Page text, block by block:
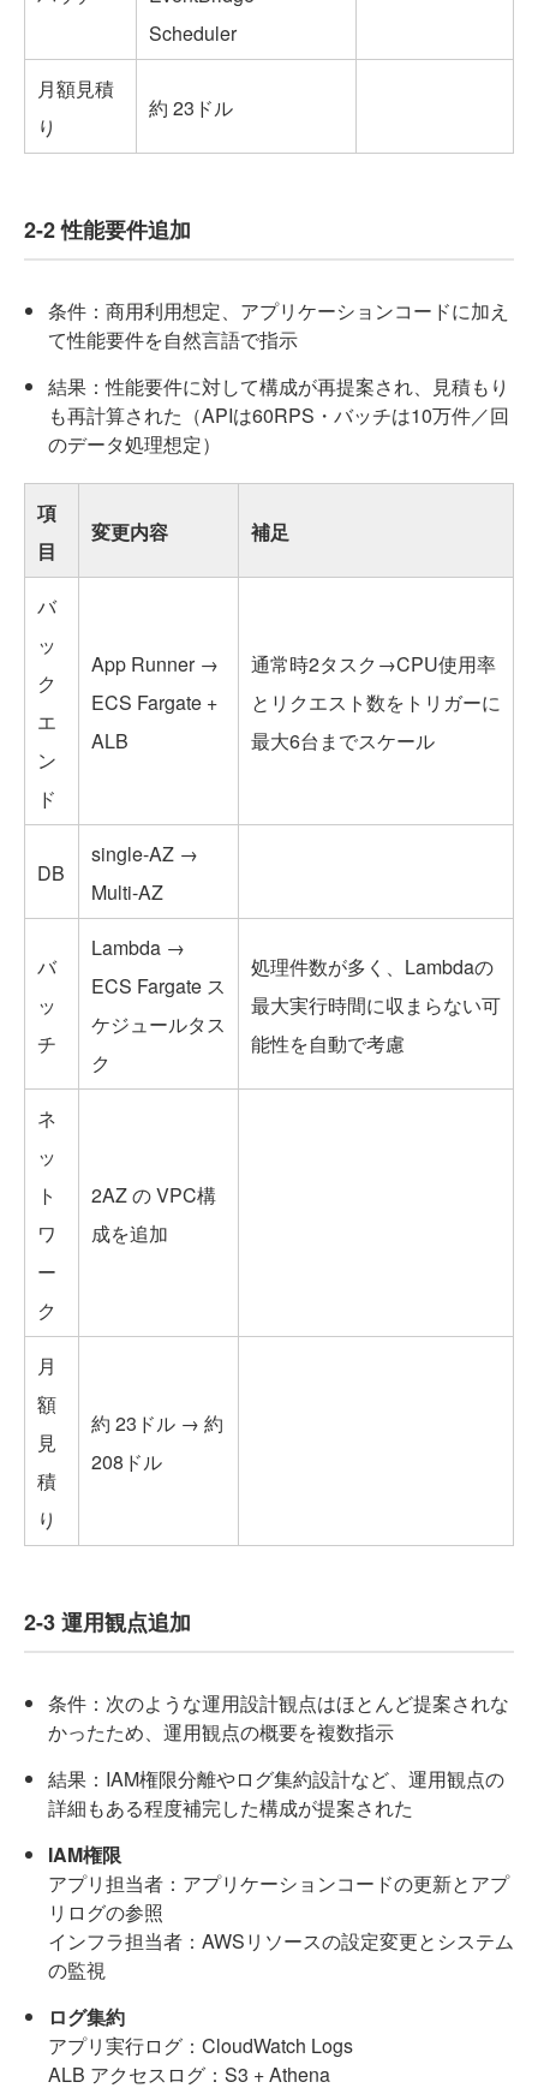
Scheduler
月額見積
り
約 23ドル
2-2 性能要件追加
条件：商用利用想定、アプリケーションコードに加え
て性能要件を自然言語で指示
結果：性能要件に対して構成が再提案され、見積もり
も再計算された（APIは60RPS・バッチは10万件／回
のデータ処理想定）
項
目
変更内容 補足
バ
ッ
ク
エ
ン
ド
App Runner →
ECS Fargate +
ALB
通常時2タスク→CPU使用率
とリクエスト数をトリガーに
最大6台までスケール
DB
single-AZ →
Multi-AZ
バ
ッ
チ
Lambda →
ECS Fargate ス
ケジュールタス
ク
処理件数が多く、Lambdaの
最大実行時間に収まらない可
能性を自動で考慮
ネ
ッ
ト
ワ
ー
ク
2AZ の VPC構
成を追加
月
額
見
積
り
約 23ドル → 約
208ドル
2-3 運用観点追加
条件：次のような運用設計観点はほとんど提案されな
かったため、運用観点の概要を複数指示
結果：IAM権限分離やログ集約設計など、運用観点の
詳細もある程度補完した構成が提案された
IAM権限
アプリ担当者：アプリケーションコードの更新とアプ
リログの参照
インフラ担当者：AWSリソースの設定変更とシステム
の監視
ログ集約
アプリ実行ログ：CloudWatch Logs
ALB アクセスログ：S3 + Athena